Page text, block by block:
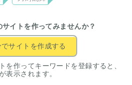
イトを作ってみませんか？
でサイトを作成する
を作ってキーワードを登録すると、
表示されます。